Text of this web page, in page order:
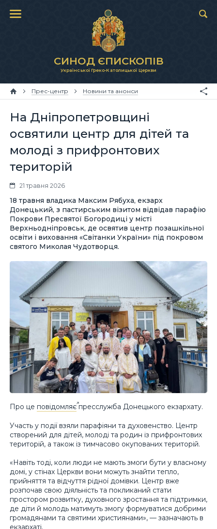
СИНОД ЄПИСКОПІВ
Української Греко-Католицької Церкви
Прес-центр Новини та анонси
На Дніпропетровщині
освятили центр для дітей та
молоді з прифронтових
територій
21 травня 2026
18 травня владика Максим Рябуха, екзарх
Донецький, з пастирським візитом відвідав парафію
Покрови Пресвятої Богородиці у місті
Верхньодніпровськ, де освятив центр позашкільної
освіти і виховання «Світанки України» під покровом
святого Миколая Чудотворця.
Про це повідомляєпресслужба Донецького екзархату.
Участь у події взяли парафіяни та духовенство. Центр
створений для дітей, молоді та родин із прифронтових
територій, а також із тимчасово окупованих територій.
«Навіть тоді, коли люди не мають змоги бути у власному
домі, у стінах Церкви вони можуть знайти тепло,
прийняття та відчуття рідної домівки. Центр вже
розпочав свою діяльність та покликаний стати
простором розвитку, духовного зростання та підтримки,
де діти й молодь матимуть змогу формуватися добрими
громадянами та святими християнами», — зазначають в
екзархаті.